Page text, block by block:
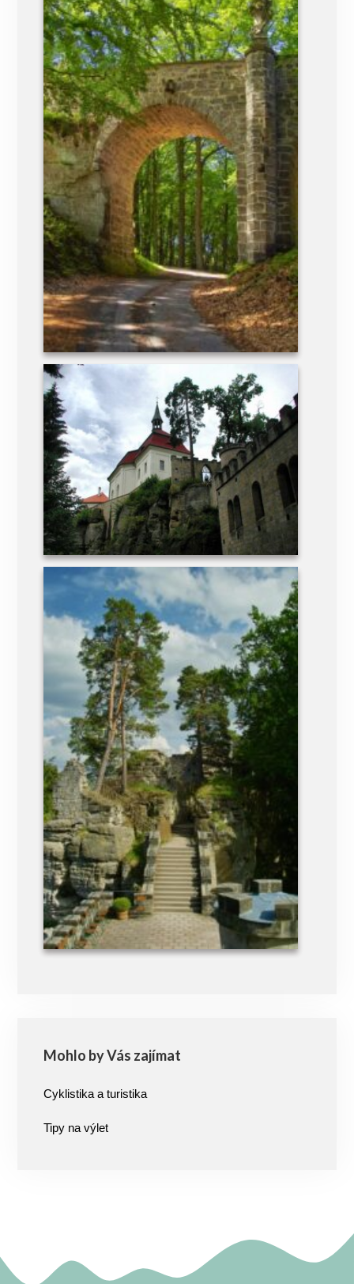
Mohlo by Vás zajímat
Cyklistika a turistika
Tipy na výlet